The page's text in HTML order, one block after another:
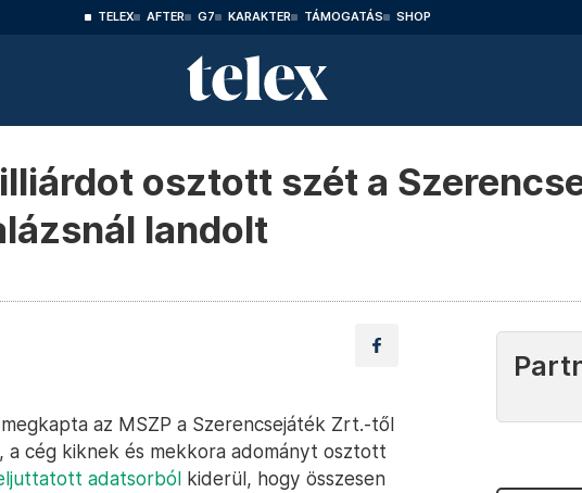
TELEX AFTER G7 KARAKTER TÁMOGATÁS SHOP
osztott szét a
landolt
az MSZP a Szerencsejáték Zrt.-től
cég kiknek és mekkora adományt osztott
adatsorból kiderül, hogy összesen